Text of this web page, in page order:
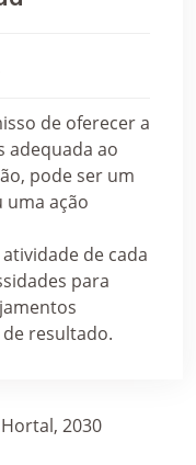
de oferecer a
adequada ao
pode ser um
uma ação
de cada
para
resultado.
2030